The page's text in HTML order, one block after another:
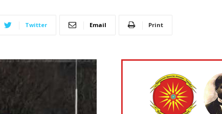
Twitter Email Print